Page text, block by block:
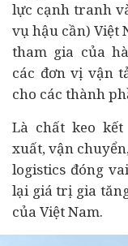
lực cạnh tranh
vụ hậu cần) Việt
tham gia của
các đơn vị vận
cho các thành
Là chất keo
xuất, vận
logistics đóng
lại giá trị gia
của Việt Nam.